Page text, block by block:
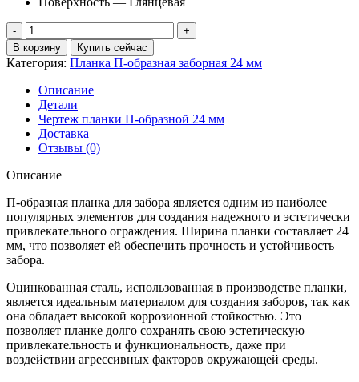
Количество
товара
Планка
П-
образная
заборная
24
0,5
Atlas
с
RR
32
темно-
коричневый
(2,5м)
В корзину Купить сейчас
Категория: Планка П-образная заборная 24 мм
Описание
Детали
Чертеж планки П-образной 24 мм
Доставка
Отзывы (0)
Описание
П-образная планка для забора является одним из наиболее
популярных элементов для создания надежного и эстетически
привлекательного ограждения. Ширина планки составляет 24
мм, что позволяет ей обеспечить прочность и устойчивость
забора.
Оцинкованная сталь, использованная в производстве планки,
является идеальным материалом для создания заборов, так как
она обладает высокой коррозионной стойкостью. Это
позволяет планке долго сохранять свою эстетическую
привлекательность и функциональность, даже при
воздействии агрессивных факторов окружающей среды.